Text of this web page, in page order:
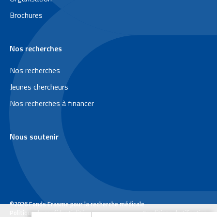
d
e
p
a
g
e
Brochures
Nos recherches
Nos recherches
Jeunes chercheurs
Nos recherches à financer
Nous soutenir
©2026 Fonds Erasme pour la recherche médicale
Politique de confidentialité Conditions d’utilisation